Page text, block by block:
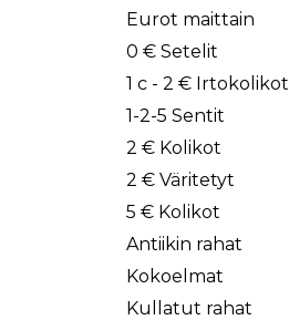
Eurot maittain
0 € Setelit
1 c - 2 € Irtokolikot
1-2-5 Sentit
2 € Kolikot
2 € Väritetyt
5 € Kolikot
Antiikin rahat
Kokoelmat
Kullatut rahat